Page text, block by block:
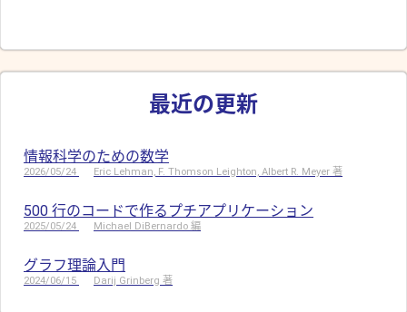
最近の更新
情報科学のための数学
2026/05/24 Eric Lehman, F. Thomson Leighton, Albert R. Meyer 著
500 行のコードで作るプチアプリケーション
2025/05/24 Michael DiBernardo 編
グラフ理論入門
2024/06/15 Darij Grinberg 著